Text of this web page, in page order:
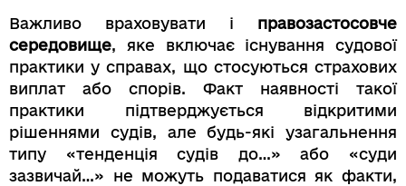
Важливо враховувати і правозастосовче
середовище, яке включає існування судової
практики у справах, що стосуються страхових
виплат або спорів. Факт наявності такої
практики підтверджується відкритими
рішеннями судів, але будь-які узагальнення
типу «тенденція судів до…» або «суди
зазвичай…» не можуть подаватися як факти,